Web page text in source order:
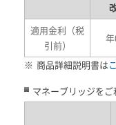
適用金利（税
引前）
※ 商品詳細説明書は
マネーブリッジをご